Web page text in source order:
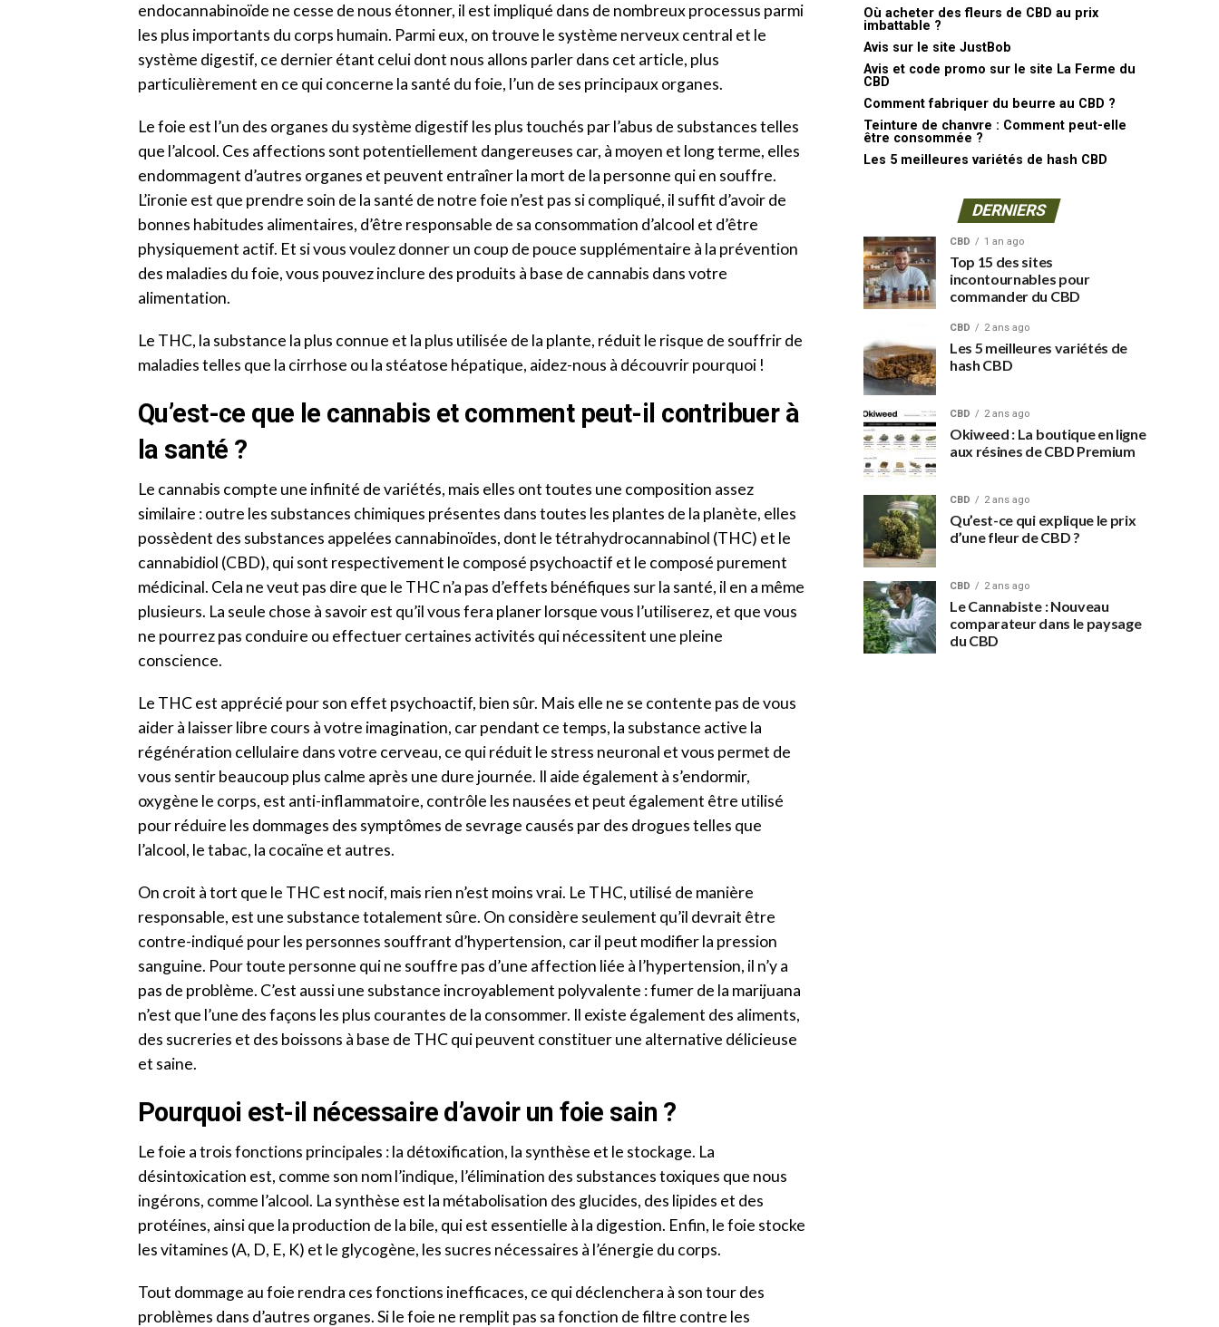
endocannabinoïde ne cesse de nous étonner, il est impliqué dans de nombreux processus parmi
les plus importants du corps humain. Parmi eux, on trouve le système nerveux central et le
système digestif, ce dernier étant celui dont nous allons parler dans cet article, plus
particulièrement en ce qui concerne la santé du foie, l’un de ses principaux organes.
Le foie est l’un des organes du système digestif les plus touchés par l’abus de substances telles
que l’alcool. Ces affections sont potentiellement dangereuses car, à moyen et long terme, elles
endommagent d’autres organes et peuvent entraîner la mort de la personne qui en souffre.
L’ironie est que prendre soin de la santé de notre foie n’est pas si compliqué, il suffit d’avoir de
bonnes habitudes alimentaires, d’être responsable de sa consommation d’alcool et d’être
physiquement actif. Et si vous voulez donner un coup de pouce supplémentaire à la prévention
des maladies du foie, vous pouvez inclure des produits à base de cannabis dans votre
alimentation.
Le THC, la substance la plus connue et la plus utilisée de la plante, réduit le risque de souffrir de
maladies telles que la cirrhose ou la stéatose hépatique, aidez-nous à découvrir pourquoi !
Qu’est-ce que le cannabis et comment peut-il contribuer à
la santé ?
Le cannabis compte une infinité de variétés, mais elles ont toutes une composition assez
similaire : outre les substances chimiques présentes dans toutes les plantes de la planète, elles
possèdent des substances appelées cannabinoïdes, dont le tétrahydrocannabinol (THC) et le
cannabidiol (CBD), qui sont respectivement le composé psychoactif et le composé purement
médicinal. Cela ne veut pas dire que le THC n’a pas d’effets bénéfiques sur la santé, il en a même
plusieurs. La seule chose à savoir est qu’il vous fera planer lorsque vous l’utiliserez, et que vous
ne pourrez pas conduire ou effectuer certaines activités qui nécessitent une pleine
conscience.
Le THC est apprécié pour son effet psychoactif, bien sûr. Mais elle ne se contente pas de vous
aider à laisser libre cours à votre imagination, car pendant ce temps, la substance active la
régénération cellulaire dans votre cerveau, ce qui réduit le stress neuronal et vous permet de
vous sentir beaucoup plus calme après une dure journée. Il aide également à s’endormir,
oxygène le corps, est anti-inflammatoire, contrôle les nausées et peut également être utilisé
pour réduire les dommages des symptômes de sevrage causés par des drogues telles que
l’alcool, le tabac, la cocaïne et autres.
On croit à tort que le THC est nocif, mais rien n’est moins vrai. Le THC, utilisé de manière
responsable, est une substance totalement sûre. On considère seulement qu’il devrait être
contre-indiqué pour les personnes souffrant d’hypertension, car il peut modifier la pression
sanguine. Pour toute personne qui ne souffre pas d’une affection liée à l’hypertension, il n’y a
pas de problème. C’est aussi une substance incroyablement polyvalente : fumer de la marijuana
n’est que l’une des façons les plus courantes de la consommer. Il existe également des aliments,
des sucreries et des boissons à base de THC qui peuvent constituer une alternative délicieuse
et saine.
Pourquoi est-il nécessaire d’avoir un foie sain ?
Le foie a trois fonctions principales : la détoxification, la synthèse et le stockage. La
désintoxication est, comme son nom l’indique, l’élimination des substances toxiques que nous
ingérons, comme l’alcool. La synthèse est la métabolisation des glucides, des lipides et des
protéines, ainsi que la production de la bile, qui est essentielle à la digestion. Enfin, le foie stocke
les vitamines (A, D, E, K) et le glycogène, les sucres nécessaires à l’énergie du corps.
Tout dommage au foie rendra ces fonctions inefficaces, ce qui déclenchera à son tour des
problèmes dans d’autres organes. Si le foie ne remplit pas sa fonction de filtre contre les
Où acheter des fleurs de CBD au prix
imbattable ?
Avis sur le site JustBob
Avis et code promo sur le site La Ferme du
CBD
Comment fabriquer du beurre au CBD ?
Teinture de chanvre : Comment peut-elle
être consommée ?
Les 5 meilleures variétés de hash CBD
DERNIERS
CBD 1 an ago
Top 15 des sites
incontournables pour
commander du CBD
CBD 2 ans ago
Les 5 meilleures variétés de
hash CBD
CBD 2 ans ago
Okiweed : La boutique en ligne
aux résines de CBD Premium
CBD 2 ans ago
Qu’est-ce qui explique le prix
d’une fleur de CBD ?
CBD 2 ans ago
Le Cannabiste : Nouveau
comparateur dans le paysage
du CBD